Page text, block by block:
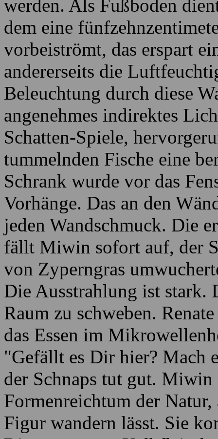
werden. Als Fußboden
dem eine
vorbeiströmt, das erspart
andererseits die
Beleuchtung durch diese
angenehmes indirektes
Schatten-Spiele,
tummelnden Fische eine
Schrank wurde vor das
Vorhänge. Das an den
jeden Wandschmuck. Die
fällt Miwin sofort auf, der
von Zyperngras
Die Ausstrahlung ist stark.
Raum zu schweben.
das Essen im
"Gefällt es Dir hier? Mach
der Schnaps tut gut. Miwin
Formenreichtum der
Figur wandern lässt. Sie